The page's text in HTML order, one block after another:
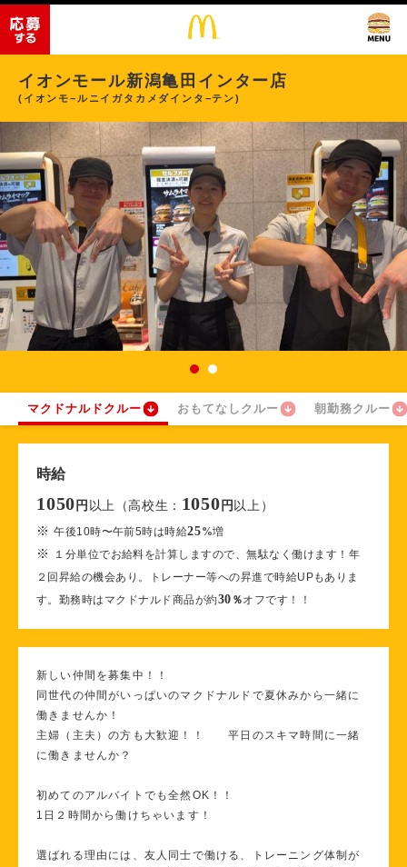
イオンモール新潟亀田インター店
(イオンモ−ルニイガタカメダインタ−テン)
マクドナルドクルー おもてなしクルー 朝勤務クルー
時給
1050 円 以上（高校生： 1050 円 以上）
※午後10時〜午前5時は時給25%増
※
１分単位でお給料を計算しますので、無駄なく働けます！年
２回昇給の機会あり。トレーナー等への昇進で時給UPもありま
す。勤務時はマクドナルド商品が約30 ％オフです！！
新しい仲間を募集中！！
同世代の仲間がいっぱいのマクドナルドで夏休みから一緒に
働きませんか！
主婦（主夫）の方も大歓迎！！ 平日のスキマ時間に一緒
に働きませんか？
初めてのアルバイトでも全然OK！！
1日２時間から働けちゃいます！
選ばれる理由には、友人同士で働ける、トレーニング体制が